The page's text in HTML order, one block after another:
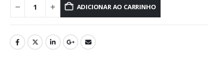
ADICIONAR AO CARRINHO